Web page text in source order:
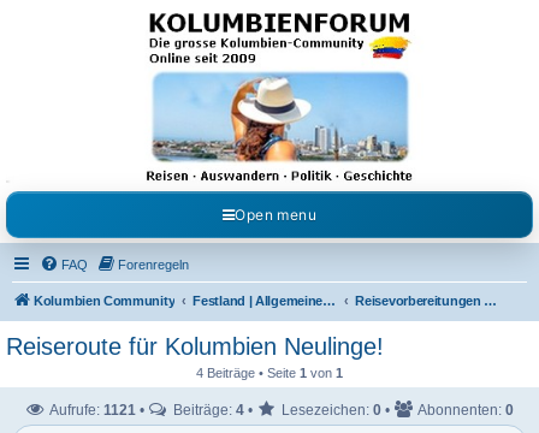
Kolumbienforum - Das
grosse Forum der
Freunde Kolumbiens
Reisen, Auswandern, Kultur, Politik, Geschichte und Visum in Kolumbien und Venezuela.
Austausch, Erfahrungen und Gemeinschaft im Kolumbienforum
Open menu
FAQ Forenregeln
Kolumbien Community Festland | Allgemeine Fragen Reisevorbereitungen & Reiseerfahrungen
Reiseroute für Kolumbien Neulinge!
4 Beiträge • Seite 1 von 1
Aufrufe: 1121 • Beiträge: 4 • Lesezeichen: 0 • Abonnenten: 0